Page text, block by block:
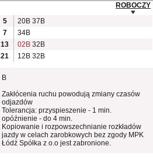
ROBOCZY
5
20B 37B
7
34B
13
02B 32B
21
12B 32B
B
Zakłócenia ruchu powodują zmiany czasów
odjazdów
Tolerancja: przyspieszenie - 1 min.
opóźnienie - do 4 min.
Kopiowanie i rozpowszechnianie rozkładów
jazdy w celach zarobkowych bez zgody MPK
Łódź Spółka z o.o jest zabronione.